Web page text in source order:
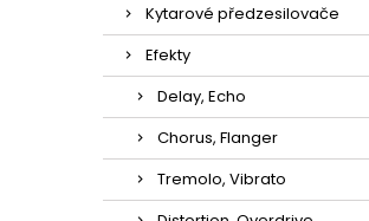
Kytarové předzesilovače
Efekty
Delay, Echo
Chorus, Flanger
Tremolo, Vibrato